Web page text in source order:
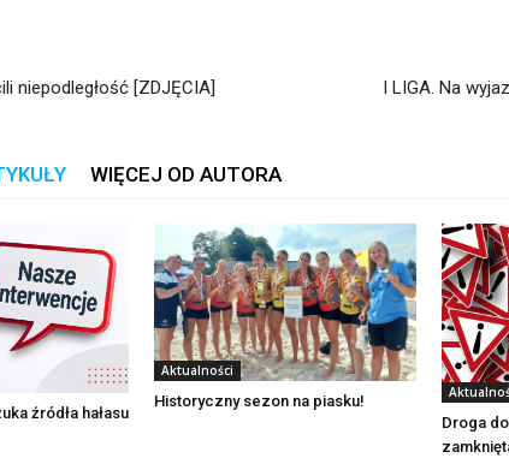
niepodległość [ZDJĘCIA] I LIGA. Na
WIĘCEJ OD AUTORA
źródła hałasu
Aktualności
Historyczny sezon na piasku!
Droga